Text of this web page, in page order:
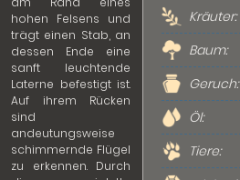
Kräuter:
Baum:
Geruch:
Öl:
Tiere:
hohen Felsens und
trägt einen Stab, an
dessen Ende eine
sanft leuchtende
Laterne befestigt ist.
Auf ihrem Rücken
sind
andeutungsweise
schimmernde Flügel
zu erkennen. Durch